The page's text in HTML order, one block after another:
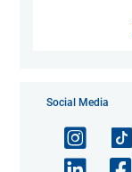
Social Media